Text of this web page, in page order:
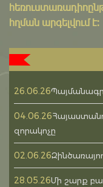
հղման արգելվում է:
26.06.26
04.06.26
զորակոչը
02.06.26
28.05.26Մի շարք